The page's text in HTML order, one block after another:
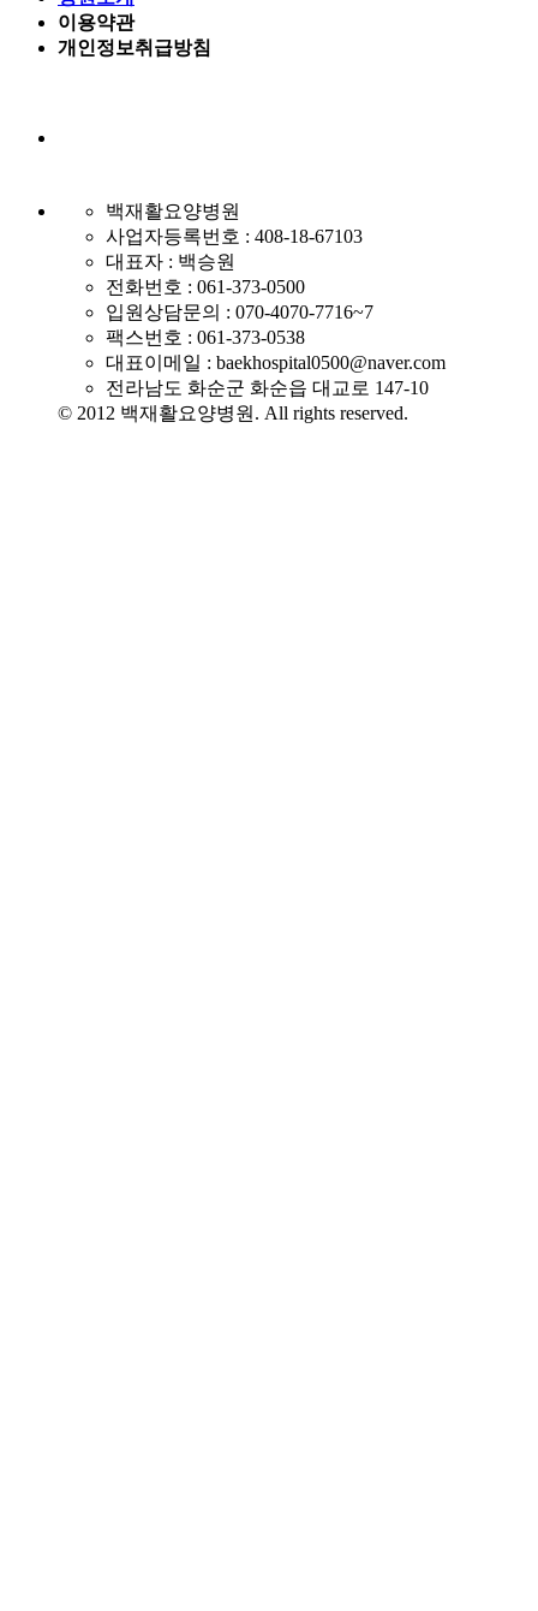
이용약관
개인정보취급방침
백재활요양병원
사업자등록번호 : 408-18-67103
대표자 : 백승원
전화번호 : 061-373-0500
입원상담문의 : 070-4070-7716~7
팩스번호 : 061-373-0538
대표이메일 : baekhospital0500@naver.com
전라남도 화순군 화순읍 대교로 147-10
© 2012 백재활요양병원. All rights reserved.